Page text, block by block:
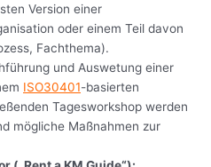
Version einer
oder einem Teil davon
Fachthema).
und Auswetung einer
ISO30401-basierten
Tagesworkshop werden
mögliche Maßnahmen zur